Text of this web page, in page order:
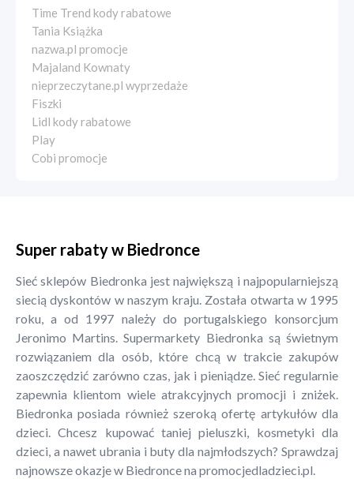
Time Trend kody rabatowe
Tania Książka
nazwa.pl promocje
Majaland Kownaty
nieprzeczytane.pl wyprzedaże
Fiszki
Lidl kody rabatowe
Play
Cobi promocje
Super rabaty w Biedronce
Sieć sklepów Biedronka jest największą i najpopularniejszą
siecią dyskontów w naszym kraju. Została otwarta w 1995
roku, a od 1997 należy do portugalskiego konsorcjum
Jeronimo Martins. Supermarkety Biedronka są świetnym
rozwiązaniem dla osób, które chcą w trakcie zakupów
zaoszczędzić zarówno czas, jak i pieniądze. Sieć regularnie
zapewnia klientom wiele atrakcyjnych promocji i zniżek.
Biedronka posiada również szeroką ofertę artykułów dla
dzieci. Chcesz kupować taniej pieluszki, kosmetyki dla
dzieci, a nawet ubrania i buty dla najmłodszych? Sprawdzaj
najnowsze okazje w Biedronce na promocjedladzieci.pl.